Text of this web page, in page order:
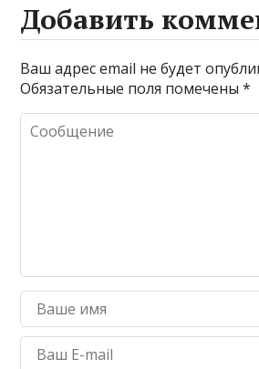
Добавить
Ваш адрес email не будет
Обязательные поля помечены*